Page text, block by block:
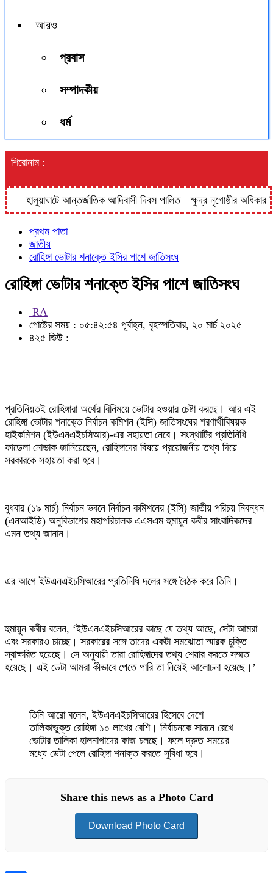
আরও
প্রবাস
সম্পাদকীয়
ধর্ম
শিরোনাম :
হালুয়াঘাটে আন্তর্জাতিক আদিবাসী দিবস পালিত ক্ষুদ্র নৃগোষ্ঠীর অধিকার
প্রথম পাতা
জাতীয়
রোহিঙ্গা ভোটার শনাক্তে ইসির পাশে জাতিসংঘ
রোহিঙ্গা ভোটার শনাক্তে ইসির পাশে জাতিসংঘ
RA
পোষ্টের সময় : ০৫:৪২:৫৪ পূর্বাহ্ন, বৃহস্পতিবার, ২০ মার্চ ২০২৫
৪২৫ ভিউ :
প্রতিনিয়তই রোহিঙ্গারা অর্থের বিনিময়ে ভোটার হওয়ার চেষ্টা করছে। আর এই
রোহিঙ্গা ভোটার শনাক্তে নির্বাচন কমিশন (ইসি) জাতিসংঘের শরণার্থীবিষয়ক
হাইকমিশন (ইউএনএইচসিআর)-এর সহায়তা নেবে। সংস্থাটির প্রতিনিধি
ফাডেলা নোভাক জানিয়েছেন, রোহিঙ্গাদের বিষয়ে প্রয়োজনীয় তথ্য দিয়ে
সরকারকে সহায়তা করা হবে।
বুধবার (১৯ মার্চ) নির্বাচন ভবনে নির্বাচন কমিশনের (ইসি) জাতীয় পরিচয় নিবন্ধন
(এনআইডি) অনুবিভাগের মহাপরিচালক এএসএম হুমায়ুন কবীর সাংবাদিকদের
এমন তথ্য জানান।
এর আগে ইউএনএইচসিআরের প্রতিনিধি দলের সঙ্গে বৈঠক করে তিনি।
হুমায়ুন কবীর বলেন, ‘ইউএনএইচসিআরের কাছে যে তথ্য আছে, সেটা আমরা
এবং সরকারও চাচ্ছে। সরকারের সঙ্গে তাদের একটা সমঝোতা স্মারক চুক্তি
স্বাক্ষরিত হয়েছে। সে অনুযায়ী তারা রোহিঙ্গাদের তথ্য শেয়ার করতে সম্মত
হয়েছে। এই ডেটা আমরা কীভাবে পেতে পারি তা নিয়েই আলোচনা হয়েছে।’
তিনি আরো বলেন, ইউএনএইচসিআরের হিসেবে দেশে
তালিকাভুক্ত রোহিঙ্গা ১০ লাখের বেশি। নির্বাচনকে সামনে রেখে
ভোটার তালিকা হালনাগাদের কাজ চলছে। ফলে দ্রুত সময়ের
মধ্যে ডেটা পেলে রোহিঙ্গা শনাক্ত করতে সুবিধা হবে।
Share this news as a Photo Card
Download Photo Card